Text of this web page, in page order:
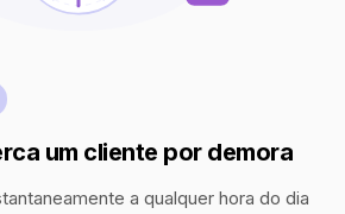
um cliente por demora
a qualquer hora do dia